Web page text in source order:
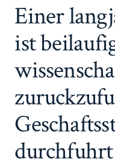
Einer
ist
durchfuhrt